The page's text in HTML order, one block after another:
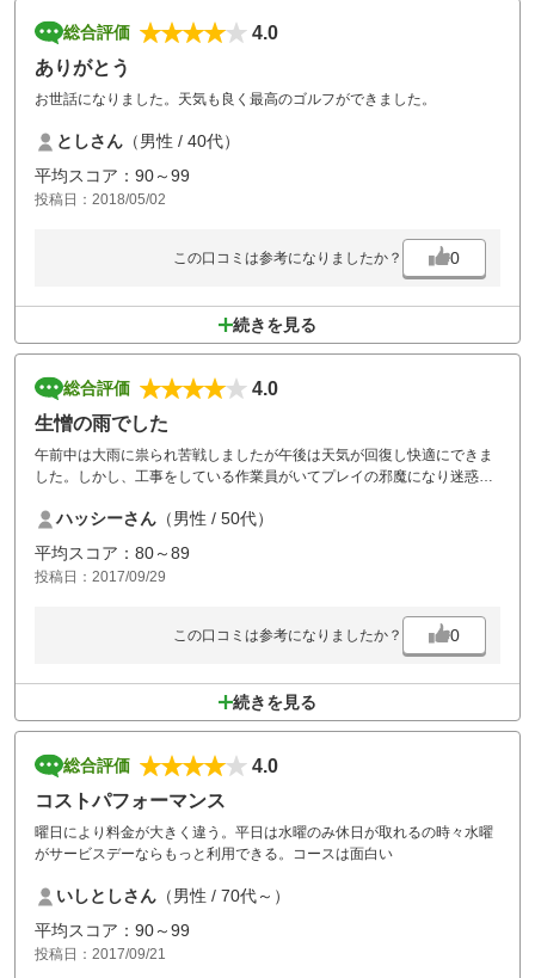
総合評価
4.0
ありがとう
お世話になりました。天気も良く最高のゴルフができました。
としさん （男性 / 40代）
平均スコア：90～99
投稿日：2018/05/02
この口コミは参考になりましたか？ 0
続きを見る
総合評価
4.0
生憎の雨でした
午前中は大雨に祟られ苦戦しましたが午後は天気が回復し快適にできま
した。しかし、工事をしている作業員がいてプレイの邪魔になり迷惑を
食事のバイキングは美味しくいただけました。
ハッシーさん （男性 / 50代）
平均スコア：80～89
投稿日：2017/09/29
この口コミは参考になりましたか？ 0
続きを見る
総合評価
4.0
コストパフォーマンス
曜日により料金が大きく違う。平日は水曜のみ休日が取れるの時々水曜
がサービスデーならもっと利用できる。コースは面白い
いしとしさん （男性 / 70代～）
平均スコア：90～99
投稿日：2017/09/21